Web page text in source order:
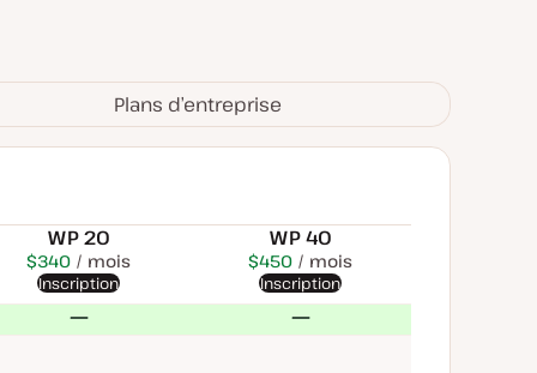
Plans d’entreprise
WP 20 WP 40
$340 USD
mois
facturés annuellement
$450 USD
mois
$4 500 facturés annuellement
Inscription
Inscription